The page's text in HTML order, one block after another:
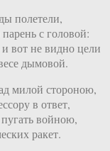
полетели,
с головой:
вот не видно цели
дымовой.
милой стороною,
в ответ,
пугать войною,
ракет.